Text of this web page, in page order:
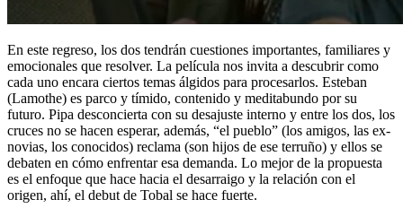
En este regreso, los dos tendrán cuestiones importantes, familiares y
emocionales que resolver. La película nos invita a descubrir como
cada uno encara ciertos temas álgidos para procesarlos. Esteban
(Lamothe) es parco y tímido, contenido y meditabundo por su
futuro. Pipa desconcierta con su desajuste interno y entre los dos, los
cruces no se hacen esperar, además, “el pueblo” (los amigos, las ex-
novias, los conocidos) reclama (son hijos de ese terruño) y ellos se
debaten en cómo enfrentar esa demanda. Lo mejor de la propuesta
es el enfoque que hace hacia el desarraigo y la relación con el
origen, ahí, el debut de Tobal se hace fuerte.